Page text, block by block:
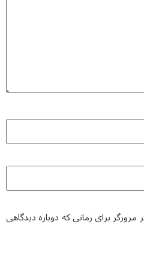
برای زمانی که دوباره دیدگاهی